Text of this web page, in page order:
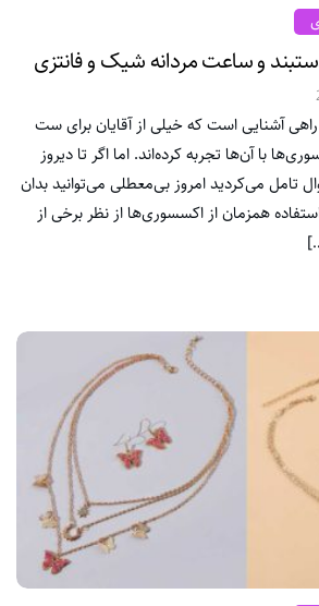
و ساعت مردانه شیک و فانتزی
آشنایی است که خیلی از آقایان برای ست
با آن‌ها تجربه کرده‌اند. اما اگر تا دیروز
تامل می‌کردید امروز بی‌معطلی می‌توانید بدان
همزمان از اکسسوری‌ها از نظر برخی از